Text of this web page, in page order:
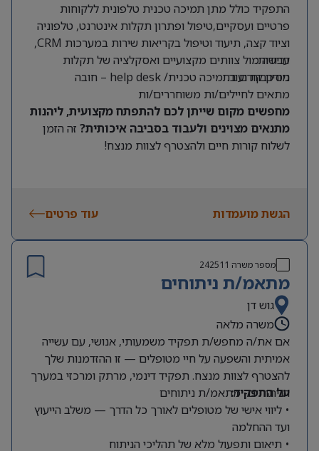
התפקיד כולל מתן תמיכה טכנית טלפונית ללקוחות
פרטיים ועסקיים,טיפול ופתרון תקלות אינטרנט, טלפוניה
וציוד קצה, תיעוד וטיפול בקריאות שירות במערכות CRM,
עבודה מול צוותים מקצועיים ואסקלציה של תקלות
מורכבות ועוד.
דרישות:
ניסיון קודם בתמיכה טכנית/ help desk – חובה
מתאים לחיילים/ות משוחררים/ות
מחפשים מקום שייתן לכם להתפתח מקצועית, ליהנות
מתנאים מצוינים ולעבוד בסביבה איכותית? זה הזמן
לשלוח קורות חיים ולהצטרף לצוות מנצח!
הגשת מועמדות עוד פרטים
מספר משרה 242511
מתאמ/ת ניתוחים
גוש דן
משרה מלאה
אם את/ה מחפש/ת תפקיד משמעותי, אנושי, עם עשייה
אמיתית והשפעה על חיי מטופלים — זו ההזדמנות שלך
להצטרף לצוות מנצח. תפקיד דינמי, מרתק ומרכזי במערך
הניתוחים- מתאמ/ת ניתוחים
על התפקיד:
• ליווי אישי של מטופלים לאורך כל הדרך — משלב הייעוץ
ועד ההחלמה
• תיאום ותפעול מלא של תהליכי הניתוח